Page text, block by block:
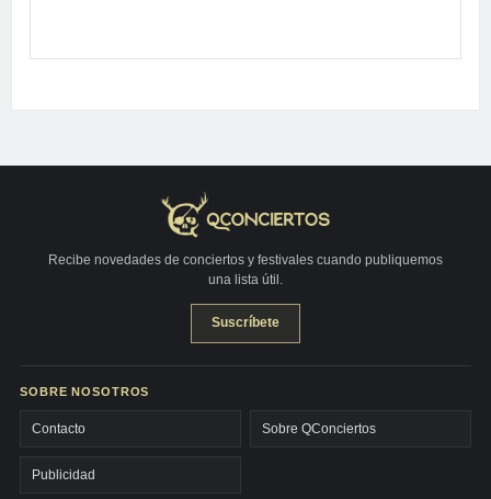
Recibe novedades de conciertos y festivales cuando publiquemos
una lista útil.
Suscríbete
SOBRE NOSOTROS
Contacto Sobre QConciertos
Publicidad